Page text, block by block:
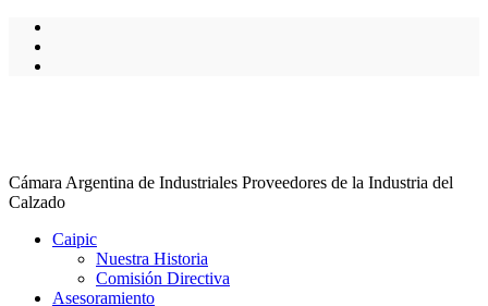
Cámara Argentina de Industriales Proveedores de la Industria del
Calzado
Caipic
Nuestra Historia
Comisión Directiva
Asesoramiento